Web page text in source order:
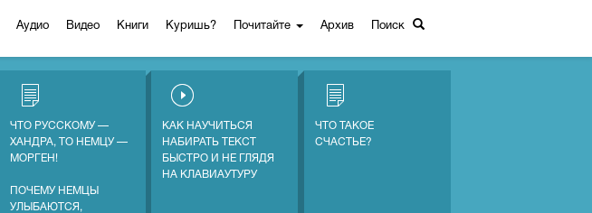
Аудио Видео Книги Куришь? Почитайте Архив Поиск
ЧТО РУССКОМУ —
ХАНДРА, ТО НЕМЦУ —
МОРГЕН!
ПОЧЕМУ НЕМЦЫ
УЛЫБАЮТСЯ,
КАК НАУЧИТЬСЯ
НАБИРАТЬ ТЕКСТ
БЫСТРО И НЕ ГЛЯДЯ
НА КЛАВИАУТУРУ
ЧТО ТАКОЕ
СЧАСТЬЕ?